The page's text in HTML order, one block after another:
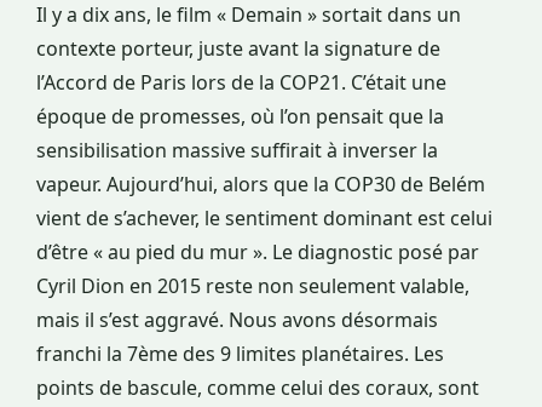
Il y a dix ans, le film « Demain » sortait dans un
contexte porteur, juste avant la signature de
l’Accord de Paris lors de la COP21. C’était une
époque de promesses, où l’on pensait que la
sensibilisation massive suffirait à inverser la
vapeur. Aujourd’hui, alors que la COP30 de Belém
vient de s’achever, le sentiment dominant est celui
d’être « au pied du mur ». Le diagnostic posé par
Cyril Dion en 2015 reste non seulement valable,
mais il s’est aggravé. Nous avons désormais
franchi la 7ème des 9 limites planétaires. Les
points de bascule, comme celui des coraux, sont